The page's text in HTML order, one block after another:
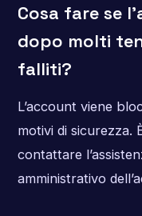
Cosa fare se
dopo molti
falliti?
L’account viene
motivi di sicurezza.
contattare
amministrativo